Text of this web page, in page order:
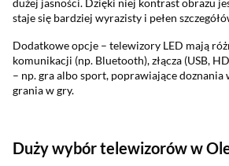
dużej jasności. Dzięki niej kontrast obrazu
staje się bardziej wyrazisty i pełen
Dodatkowe opcje – telewizory LED mają
komunikacji (np. Bluetooth), złącza (USB,
– np. gra albo sport, poprawiające
grania w gry.
Duży wybór telewizorów w